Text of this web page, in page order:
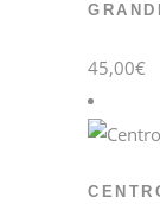
45,00€